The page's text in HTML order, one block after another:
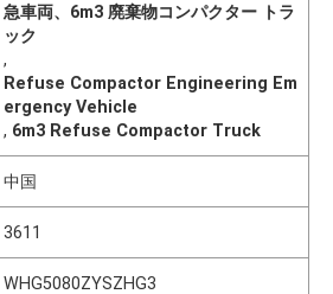
急車両、6m3 廃棄物コンパクター トラ
ック
,
Refuse Compactor Engineering Em
ergency Vehicle
, 6m3 Refuse Compactor Truck
中国
3611
WHG5080ZYSZHG3